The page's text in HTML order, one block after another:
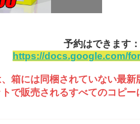
予約はできます：
https://docs.google.com/
箱には同梱されていない最新
で販売されるすべてのコピー